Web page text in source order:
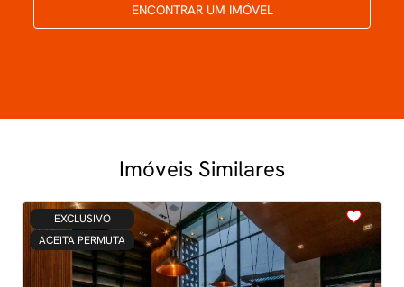
ENCONTRAR UM IMÓVEL
Imóveis Similares
EXCLUSIVO
ACEITA PERMUTA
<<<<